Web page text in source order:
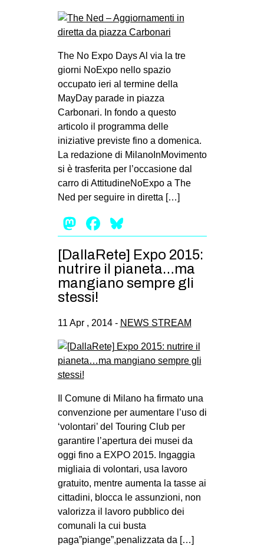
The No Expo Days Al via la tre
giorni NoExpo nello spazio
occupato ieri al termine della
MayDay parade in piazza
Carbonari. In fondo a questo
articolo il programma delle
iniziative previste fino a domenica.
La redazione di MilanoInMovimento
si è trasferita per l’occasione dal
carro di AttitudineNoExpo a The
Ned per seguire in diretta […]
Mastodon
Facebook
[DallaRete] Expo 2015:
nutrire il pianeta…ma
mangiano sempre gli
stessi!
11 Apr , 2014 - NEWS STREAM
Il Comune di Milano ha firmato una
convenzione per aumentare l’uso di
‘volontari’ del Touring Club per
garantire l’apertura dei musei da
oggi fino a EXPO 2015. Ingaggia
migliaia di volontari, usa lavoro
gratuito, mentre aumenta la tasse ai
cittadini, blocca le assunzioni, non
valorizza il lavoro pubblico dei
comunali la cui busta
paga”piange”,penalizzata da […]